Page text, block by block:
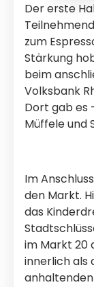
Der erste
zum
Stärkung
beim
Volksbank
Dort gab es
Müffele und
Im
den Markt.
das
im Markt 20
innerlich als